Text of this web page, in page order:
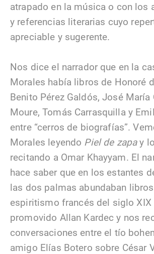
atrapado en la música o con los
y referencias literarias cuyo
apreciable y sugerente.
Nos dice el narrador que en la
Morales había libros de Honoré
Benito Pérez Galdós, José María
Moure, Tomás Carrasquilla y
entre “cerros de biografías”.
Morales leyendo Piel de zapay
recitando a Omar Khayyam. El
hace saber que en los estantes
las dos palmas abundaban
espiritismo francés del siglo XIX
promovido Allan Kardec y nos
conversaciones entre el tío
amigo Elías Botero sobre César